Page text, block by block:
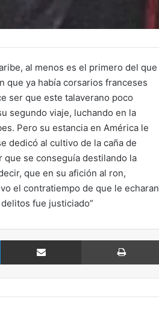
al menos es el primero del que
que ya había corsarios franceses
ser que este talaverano poco
segundo viaje, luchando en la
Pero su estancia en América le
dedicó al cultivo de la caña de
se conseguía destilando la
que en su afición al ron,
el contratiempo de que le echaran
fue justiciado”
LinkedIn Compartir por Email